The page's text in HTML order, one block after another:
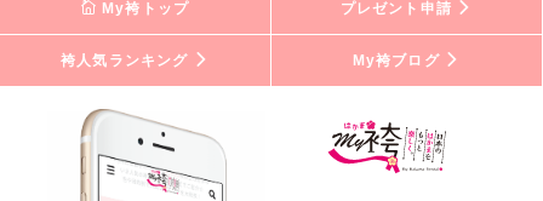
My袴トップ プレゼント申請
袴人気ランキング My袴ブログ